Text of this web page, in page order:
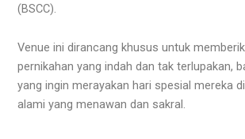
(BSCC).
Venue ini dirancang khusus untuk
pernikahan yang indah dan tak terlupakan,
yang ingin merayakan hari spesial mereka
alami yang menawan dan sakral.